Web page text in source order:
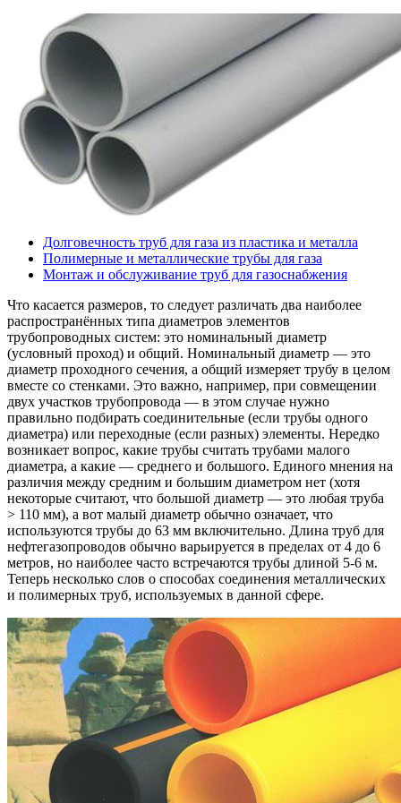
Долговечность труб для газа из пластика и металла
Полимерные и металлические трубы для газа
Монтаж и обслуживание труб для газоснабжения
Что касается размеров, то следует различать два наиболее
распространённых типа диаметров элементов
трубопроводных систем: это номинальный диаметр
(условный проход) и общий. Номинальный диаметр — это
диаметр проходного сечения, а общий измеряет трубу в целом
вместе со стенками. Это важно, например, при совмещении
двух участков трубопровода — в этом случае нужно
правильно подбирать соединительные (если трубы одного
диаметра) или переходные (если разных) элементы. Нередко
возникает вопрос, какие трубы считать трубами малого
диаметра, а какие — среднего и большого. Единого мнения на
различия между средним и большим диаметром нет (хотя
некоторые считают, что большой диаметр — это любая труба
> 110 мм), а вот малый диаметр обычно означает, что
используются трубы до 63 мм включительно. Длина труб для
нефтегазопроводов обычно варьируется в пределах от 4 до 6
метров, но наиболее часто встречаются трубы длиной 5-6 м.
Теперь несколько слов о способах соединения металлических
и полимерных труб, используемых в данной сфере.